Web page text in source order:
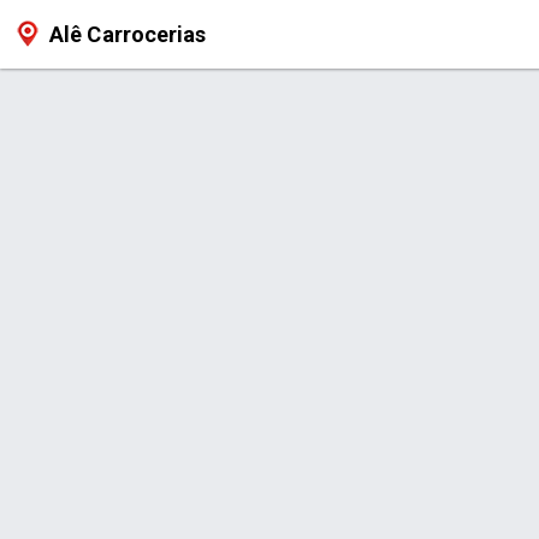
Alê Carrocerias